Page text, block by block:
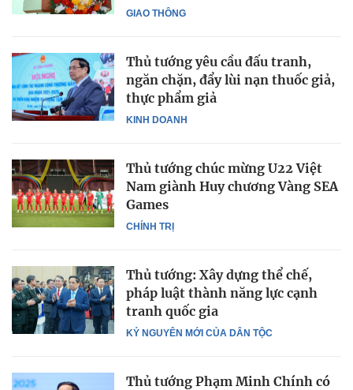
GIAO THÔNG
KINH DOANH
Thủ tướng yêu cầu đấu tranh,
ngăn chặn, đẩy lùi nạn thuốc giả,
thực phẩm giả
CHÍNH TRỊ
Thủ tướng chúc mừng U22 Việt
Nam giành Huy chương Vàng SEA
Games
KỶ NGUYÊN MỚI CỦA DÂN TỘC
Thủ tướng: Xây dựng thể chế,
pháp luật thành năng lực cạnh
tranh quốc gia
Thủ tướng Phạm Minh Chính có